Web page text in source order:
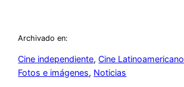
Archivado en:
Cine independiente, Cine Latinoamericano
Fotos e imágenes, Noticias